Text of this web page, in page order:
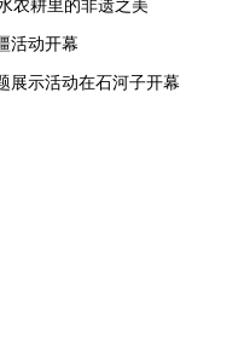
农耕里的非遗之美
活动开幕
展示活动在石河子开幕